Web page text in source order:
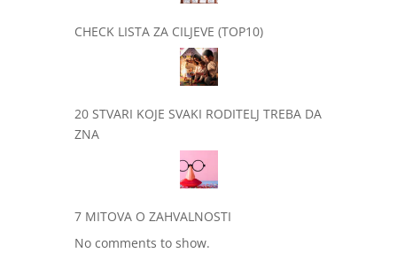
CHECK LISTA ZA CILJEVE (TOP10)
20 STVARI KOJE SVAKI RODITELJ TREBA DA
ZNA
7 MITOVA O ZAHVALNOSTI
No comments to show.